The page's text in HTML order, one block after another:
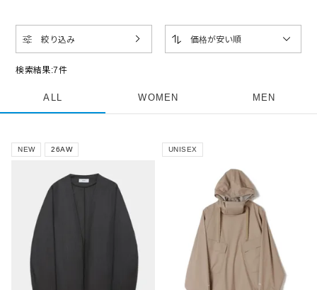
検索結果:7件
絞り込み 価格が安い順
ALL WOMEN MEN
NEW 26AW UNISEX